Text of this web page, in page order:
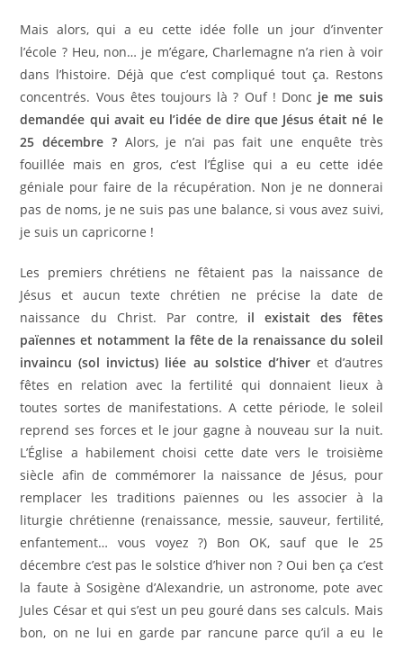
Mais alors, qui a eu cette idée folle un jour d’inventer
l’école ? Heu, non… je m’égare, Charlemagne n’a rien à voir
dans l’histoire. Déjà que c’est compliqué tout ça. Restons
concentrés. Vous êtes toujours là ? Ouf ! Donc je me suis
demandée qui avait eu l’idée de dire que Jésus était né le
25 décembre ?Alors, je n’ai pas fait une enquête très
fouillée mais en gros, c’est l’Église qui a eu cette idée
géniale pour faire de la récupération. Non je ne donnerai
pas de noms, je ne suis pas une balance, si vous avez suivi,
je suis un capricorne !
Les premiers chrétiens ne fêtaient pas la naissance de
Jésus et aucun texte chrétien ne précise la date de
naissance du Christ. Par contre, il existait des fêtes
païennes et notamment la fête de la renaissance du soleil
invaincu (sol invictus) liée au solstice d’hiveret d’autres
fêtes en relation avec la fertilité qui donnaient lieux à
toutes sortes de manifestations. A cette période, le soleil
reprend ses forces et le jour gagne à nouveau sur la nuit.
L’Église a habilement choisi cette date vers le troisième
siècle afin de commémorer la naissance de Jésus, pour
remplacer les traditions païennes ou les associer à la
liturgie chrétienne (renaissance, messie, sauveur, fertilité,
enfantement… vous voyez ?) Bon OK, sauf que le 25
décembre c’est pas le solstice d’hiver non ? Oui ben ça c’est
la faute à Sosigène d’Alexandrie, un astronome, pote avec
Jules César et qui s’est un peu gouré dans ses calculs. Mais
bon, on ne lui en garde par rancune parce qu’il a eu le